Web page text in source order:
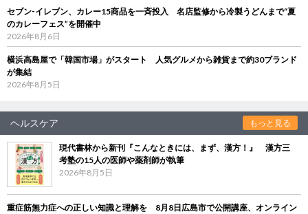
セブン‐イレブン、カレー15商品を一斉投入 名店監修から冷製うどんまで“夏
のカレーフェス”を開催中
2026年8月6日
横浜高島屋で「韓国市場」がスタート 人気グルメから雑貨まで約30ブランド
が集結
2026年8月5日
ヘルスケア もっと見る
現代書林から新刊『こんなときには、まず、漢方！』 漢方三
考塾の15人の医師や薬剤師が執筆
2026年8月5日
重症筋無力症への正しい知識と理解を 8月8日広島市で公開講座、オンライン